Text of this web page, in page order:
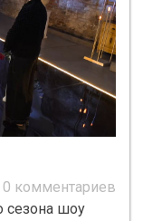
0 комментариев
сезона шоу